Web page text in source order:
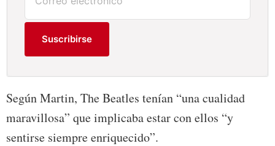
Suscribirse
Según Martin, The Beatles tenían “una cualidad
maravillosa” que implicaba estar con ellos “y
sentirse siempre enriquecido”.